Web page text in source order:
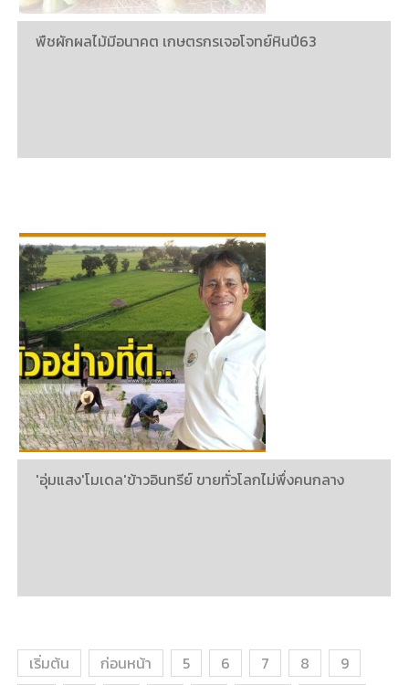
พืชผักผลไม้มีอนาคต เกษตรกรเจอโจทย์หินปี63
'อุ่มแสง'โมเดล'ข้าวอินทรีย์ ขายทั่วโลกไม่พึ่งคนกลาง
เริ่มต้น ก่อนหน้า 5 6 7 8
9